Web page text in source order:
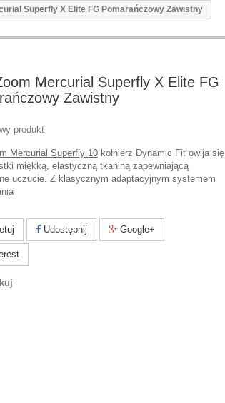
Superfly X Elite FG Pomarańczowy Zawistny
Mercurial Superfly X Elite FG
Zawistny
produkt
Mercurial Superfly 10 kołnierz Dynamic Fit owija się
miękką, elastyczną tkaniną zapewniającą
uczucie. Z klasycznym adaptacyjnym systemem
Udostępnij Google+